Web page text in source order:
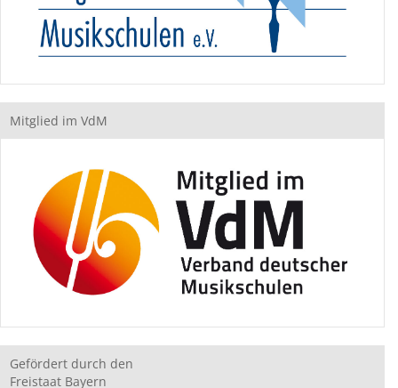
Mitglied im VdM
Gefördert durch den
Freistaat Bayern